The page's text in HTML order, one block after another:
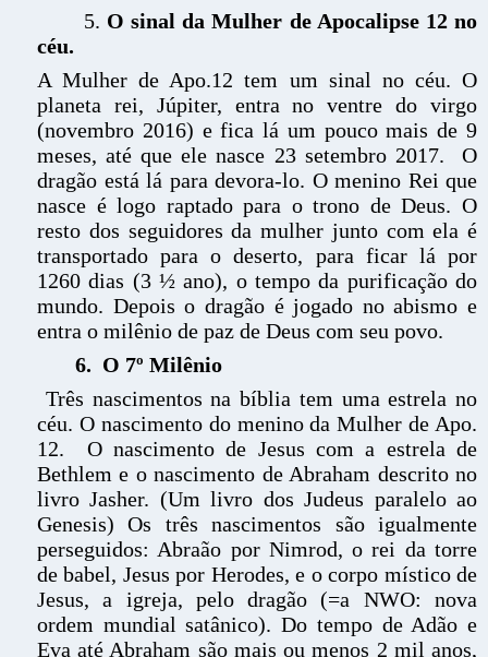
5. O sinal da Mulher de Apocalipse 12 no
céu.
A Mulher de Apo.12 tem um sinal no céu. O
planeta rei, Júpiter, entra no ventre do virgo
(novembro 2016) e fica lá um pouco mais de 9
meses, até que ele nasce 23 setembro 2017. O
dragão está lá para devora-lo. O menino Rei que
nasce é logo raptado para o trono de Deus. O
resto dos seguidores da mulher junto com ela é
transportado para o deserto, para ficar lá por
1260 dias (3 ½ ano), o tempo da purificação do
mundo. Depois o dragão é jogado no abismo e
entra o milênio de paz de Deus com seu povo.
6. O 7º Milênio
Três nascimentos na bíblia tem uma estrela no
céu. O nascimento do menino da Mulher de Apo.
12. O nascimento de Jesus com a estrela de
Bethlem e o nascimento de Abraham descrito no
livro Jasher. (Um livro dos Judeus paralelo ao
Genesis) Os três nascimentos são igualmente
perseguidos: Abraão por Nimrod, o rei da torre
de babel, Jesus por Herodes, e o corpo místico de
Jesus, a igreja, pelo dragão (=a NWO: nova
ordem mundial satânico). Do tempo de Adão e
Eva até Abraham são mais ou menos 2 mil anos,